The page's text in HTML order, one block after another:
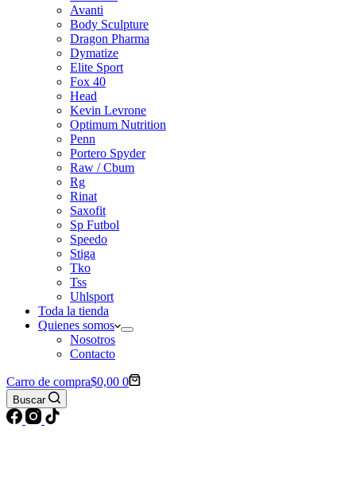
Avanti
Body Sculpture
Dragon Pharma
Dymatize
Elite Sport
Fox 40
Head
Kevin Levrone
Optimum Nutrition
Penn
Portero Spyder
Raw / Cbum
Rg
Rinat
Saxofit
Sp Futbol
Speedo
Stiga
Tko
Tss
Uhlsport
Toda la tienda
Quienes somos
Nosotros
Contacto
Carro de compra$0,00 0
Buscar